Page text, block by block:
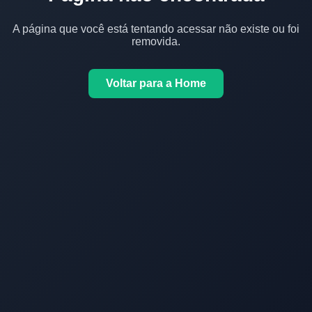
A página que você está tentando acessar não existe ou foi
removida.
Voltar para a Home